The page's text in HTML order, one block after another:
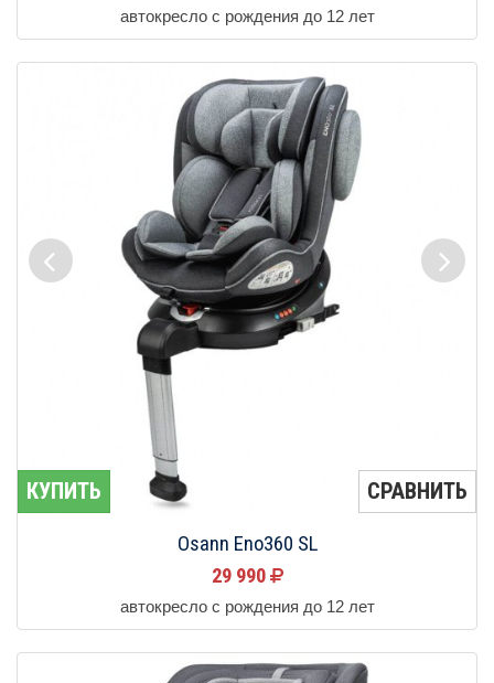
автокресло с рождения до 12 лет
КУПИТЬ СРАВНИТЬ
Osann Eno360 SL
29 990
автокресло с рождения до 12 лет